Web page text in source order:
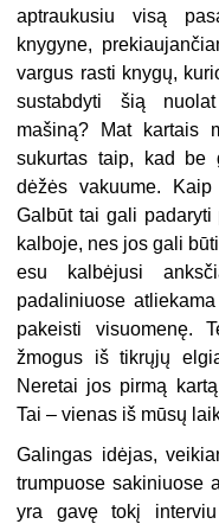
aptraukusiu visą
knygyne,
vargus rasti knygų,
sustabdyti šią
mašiną? Mat kartais
sukurtas taip, kad be
dėžės vakuume.
Galbūt tai gali
kalboje, nes jos gali
esu kalbėjusi
padaliniuose
pakeisti visuomenę.
žmogus iš tikrųjų
Neretai jos pirmą
Tai – vienas iš mūsų
Galingas idėjas,
trumpuose sakiniuose
yra gavę tokį